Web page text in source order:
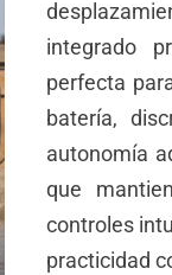
integrado
perfecta
batería,
autonomía
que
controles
practicidad